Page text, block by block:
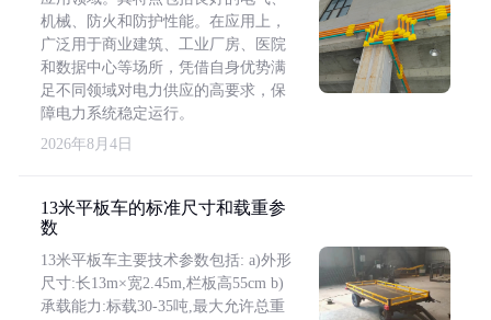
机械、防火和防护性能。在应用上，
广泛用于商业建筑、工业厂房、医院
和数据中心等场所，凭借自身优势满
足不同领域对电力供应的高要求，保
障电力系统稳定运行。
2026年8月4日
13米平板车的标准尺寸和载重参
数
13米平板车主要技术参数包括: a)外形
尺寸:长13m×宽2.45m,栏板高55cm b)
承载能力:标载30-35吨,最大允许总重